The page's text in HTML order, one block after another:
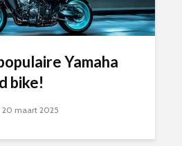
Yamaha
bike!
20 maart 2025